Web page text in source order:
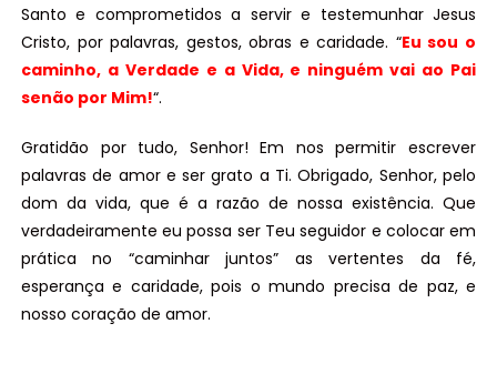
Santo e comprometidos a servir e testemunhar Jesus
Cristo, por palavras, gestos, obras e caridade. “Eu sou o
caminho, a Verdade e a Vida, e ninguém vai ao Pai
senão por Mim!“.
Gratidão por tudo, Senhor! Em nos permitir escrever
palavras de amor e ser grato a Ti. Obrigado, Senhor, pelo
dom da vida, que é a razão de nossa existência. Que
verdadeiramente eu possa ser Teu seguidor e colocar em
prática no “caminhar juntos” as vertentes da fé,
esperança e caridade, pois o mundo precisa de paz, e
nosso coração de amor.